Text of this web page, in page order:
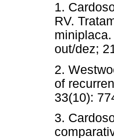
1.
RV.
out/dez;
2.
of
33(10):
3.